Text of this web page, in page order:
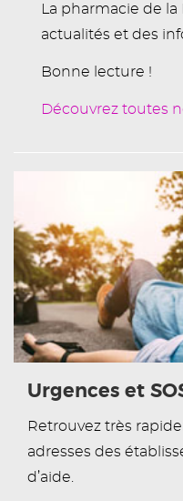
La pharmacie de
actualités et des
Bonne lecture !
Découvrez toutes
Urgences et
Retrouvez très
adresses des
d’aide.